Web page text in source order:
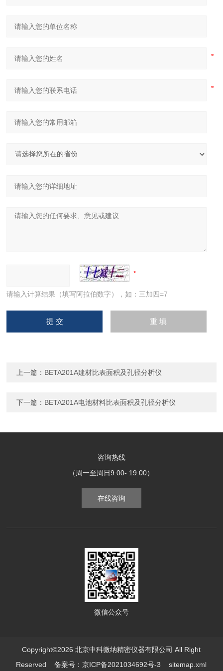
请输入计算结果（填写阿拉伯数字），如：三加四=7
上一篇： BETA201A建材比表面积及孔径分析仪
下一篇： BETA201A电池材料比表面积及孔径分析仪
咨询热线
（周一至周日9:00- 19:00）
在线咨询
微信公众号
Copyright©2026 北京中科微纳精密仪器有限公司 All Right
Reserved备案号：京ICP备2021034692号-3 sitemap.xml